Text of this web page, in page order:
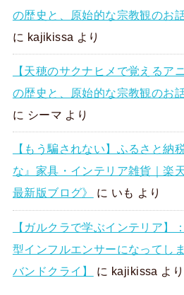
の歴史と、原始的な宗教観のお
に kajikissa より
【天穂のサクナヒメで覚えるア
の歴史と、原始的な宗教観のお
に シーマ より
【もう騙されない】ふるさと納
な』家具・インテリア雑貨｜楽
最新版ブログ》
に いも より
【ガルクラで学ぶインテリア】
型インフルエンサーになってし
バンドクライ】
に kajikissa より